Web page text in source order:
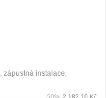
zápustná instalace,
-50% 2 182.10 Kč